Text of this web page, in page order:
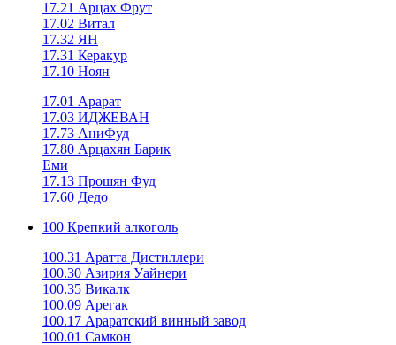
17.21 Арцах Фрут
17.02 Витал
17.32 ЯН
17.31 Керакур
17.10 Ноян
17.01 Арарат
17.03 ИДЖЕВАН
17.73 АниФуд
17.80 Арцахян Барик
Еми
17.13 Прошян Фуд
17.60 Дедо
100 Крепкий алкоголь
100.31 Аратта Дистиллери
100.30 Азирия Уайнери
100.35 Викалк
100.09 Арегак
100.17 Араратский винный завод
100.01 Самкон